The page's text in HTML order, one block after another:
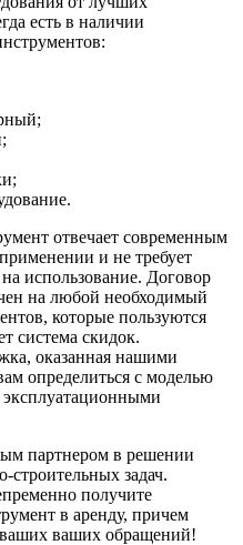
есть в наличии
отвечает современным
и не требует
использование. Договор
на любой необходимый
которые пользуются
система скидок.
оказанная нашими
определиться с моделью
эксплуатационными
партнером в решении
задач.
получите
в аренду, причем
ваших обращений!